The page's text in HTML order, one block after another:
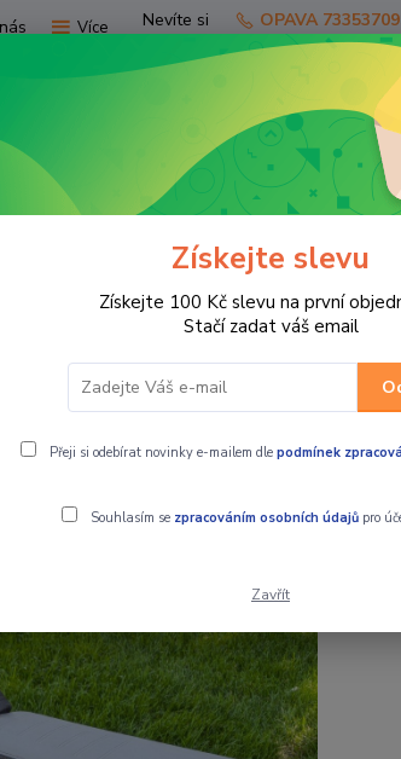
Více
Nevíte si
rady?
Zavolejte.
OPAVA
SKÚTRY PRO JEZDCE
Získejte slevu
Získejte 100 Kč slevu na první
Stačí zadat váš email
Přeji si odebírat novinky e-mailem dle podmínek
Souhlasím se zpracováním osobních údajůpro
Zavřít